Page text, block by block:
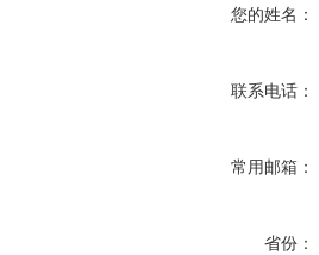
您的姓名：
联系电话：
常用邮箱：
省份：